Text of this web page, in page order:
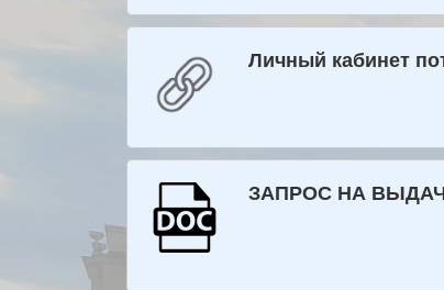
Личный кабинет
ЗАПРОС НА